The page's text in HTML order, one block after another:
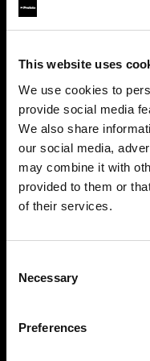
This website uses
We use cookies to
provide social media
We also share
our social media,
may combine it with
provided to them or
of their services.
Selection
Necessary
Preferences
Las piernas de